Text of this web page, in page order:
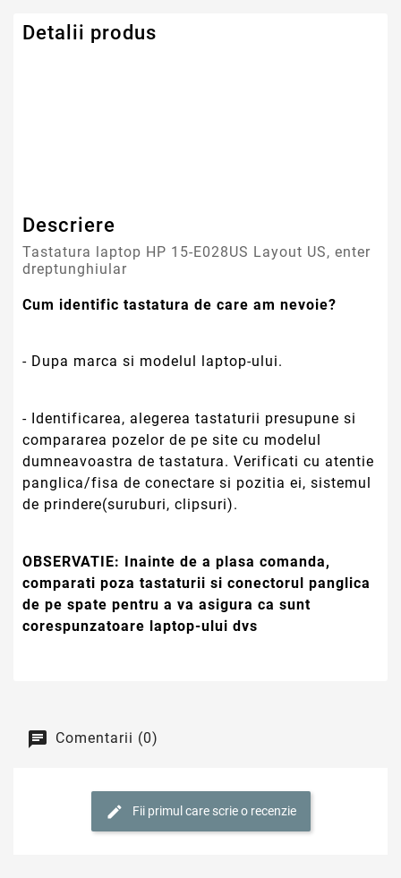
Detalii produs
Descriere
Tastatura laptop HP 15-E028US Layout US, enter
dreptunghiular
Cum identific tastatura de care am nevoie?
- Dupa marca si modelul laptop-ului.
- Identificarea, alegerea tastaturii presupune si
compararea pozelor de pe site cu modelul
dumneavoastra de tastatura. Verificati cu atentie
panglica/fisa de conectare si pozitia ei, sistemul
de prindere(suruburi, clipsuri).
OBSERVATIE: Inainte de a plasa comanda,
comparati poza tastaturii si conectorul panglica
de pe spate pentru a va asigura ca sunt
corespunzatoare laptop-ului dvs
Comentarii (0)
Fii primul care scrie o recenzie